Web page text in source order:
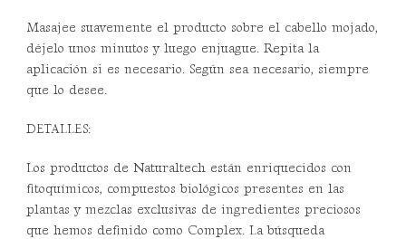
Masajee suavemente el producto sobre el cabello mojado,
déjelo unos minutos y luego enjuague. Repita la
aplicación si es necesario. Según sea necesario, siempre
que lo desee.
DETALLES:
Los productos de Naturaltech están enriquecidos con
fitoquímicos, compuestos biológicos presentes en las
plantas y mezclas exclusivas de ingredientes preciosos
que hemos definido como Complex. La búsqueda